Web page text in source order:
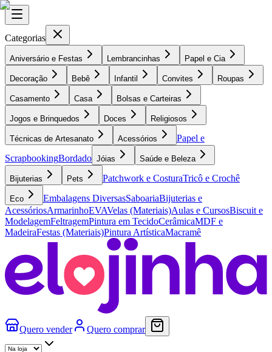
Categorias
Aniversário e Festas Lembrancinhas Papel e Cia
Decoração Bebê Infantil Convites Roupas
Casamento Casa Bolsas e Carteiras
Jogos e Brinquedos Doces Religiosos
Técnicas de Artesanato Acessórios
Papel e
ScrapbookingBordado Jóias Saúde e Beleza
Bijuterias Pets Patchwork e CosturaTricô e Crochê
Eco Embalagens DiversasSaboariaBijuterias e
AcessóriosArmarinhoEVAVelas (Materiais)Aulas e CursosBiscuit e
ModelagemFeltragemPintura em TecidoCerâmicaMDF e
MadeiraFestas (Materiais)Pintura ArtísticaMacramê
Quero vender Quero comprar